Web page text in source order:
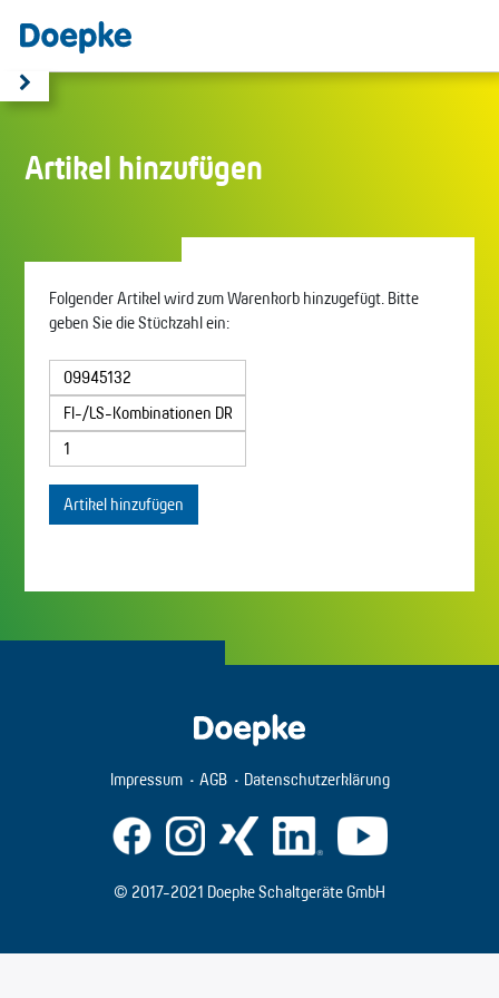
Artikel hinzufügen
Folgender Artikel wird zum Warenkorb hinzugefügt. Bitte
geben Sie die Stückzahl ein:
Artikel hinzufügen
Impressum AGB Datenschutzerklärung
© 2017-2021 Doepke Schaltgeräte GmbH